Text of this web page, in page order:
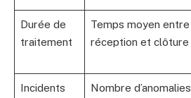
Durée de
traitement
Temps moyen entre
réception et clôture
Incidents
Nombre d’anomalies